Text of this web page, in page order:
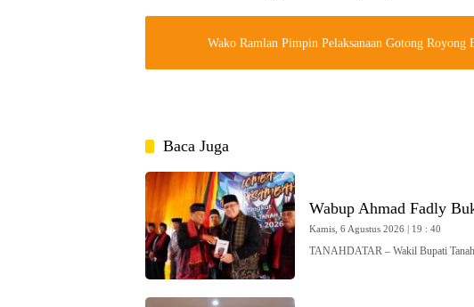
Baca Juga
Wabup Ahmad Fadly
Kamis, 6 Agustus 2026 | 19 : 40
TANAHDATAR – Wakil Bupati